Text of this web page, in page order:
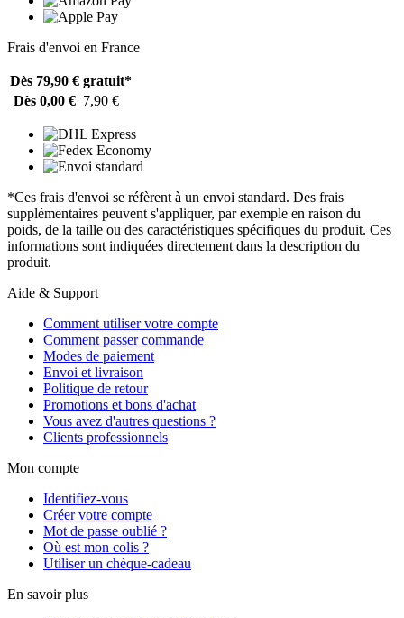
Frais d'envoi en France
Dès 79,90 € gratuit*
Dès 0,00 € 7,90 €
*Ces frais d'envoi se réfèrent à un envoi standard. Des frais
supplémentaires peuvent s'appliquer, par exemple en raison du
poids, de la taille ou des caractéristiques spécifiques du produit. Ces
informations sont indiquées directement dans la description du
produit.
Aide & Support
Comment utiliser votre compte
Comment passer commande
Modes de paiement
Envoi et livraison
Politique de retour
Promotions et bons d'achat
Vous avez d'autres questions ?
Clients professionnels
Mon compte
Identifiez-vous
Créer votre compte
Mot de passe oublié ?
Où est mon colis ?
Utiliser un chèque-cadeau
En savoir plus